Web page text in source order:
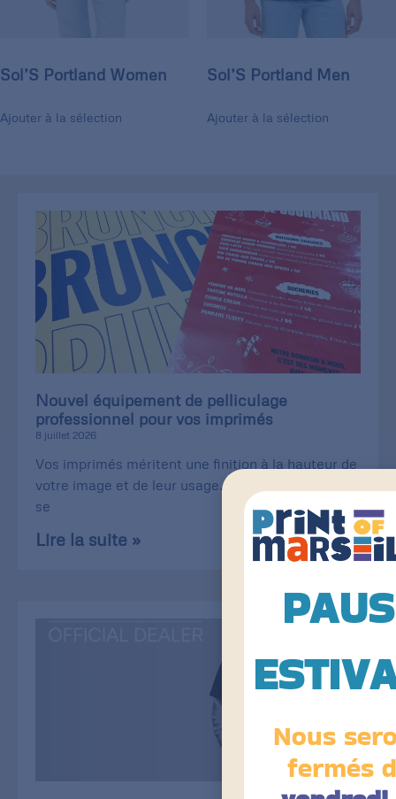
Sol’S Portland Women
Ajouter à la sélection
Sol’S Portland Men
Ajouter à la sélection
Nouvel équipement de pelliculage
professionnel pour vos imprimés
8 juillet 2026
Vos imprimés méritent une finition à la hauteur de
votre image et de leur usage. Carte de visite qui
se
Lire la suite »
Nous
fermés